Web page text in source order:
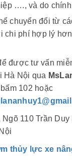
…., và do
chuyển đổi từ
chi phí hợp lý
được tư vấn
Hà Nội qua
102 hoặc
Ngõ 110 Trần
thủy lực xe